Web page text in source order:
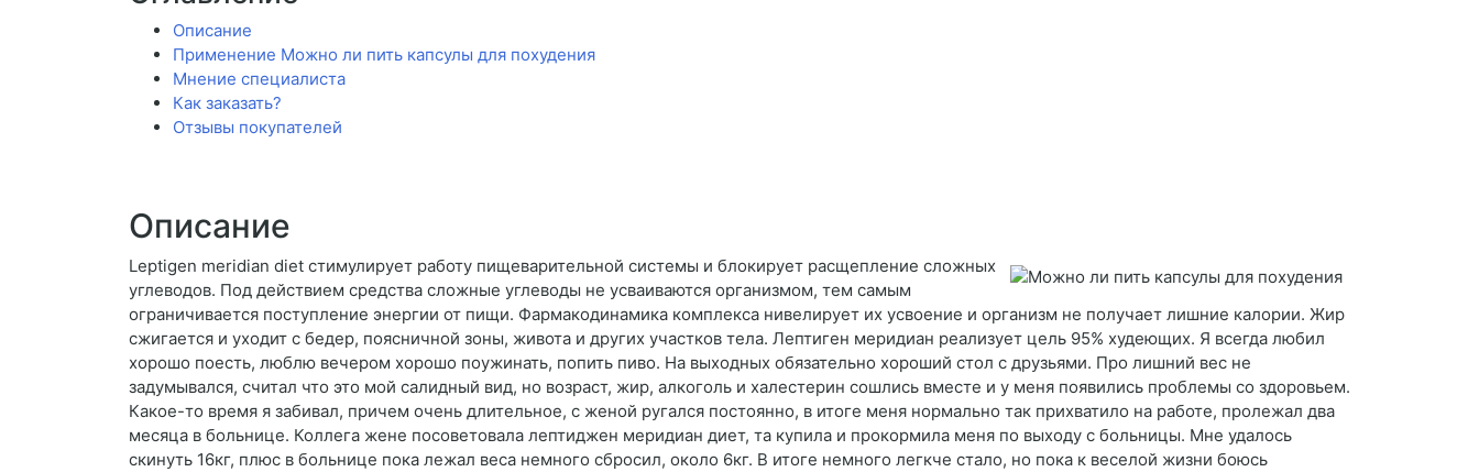
Описание
Применение Можно ли пить капсулы для похудения
Мнение специалиста
Как заказать?
Отзывы покупателей
Описание
Leptigen meridian diet стимулирует работу пищеварительной системы и блокирует расщепление сложных
углеводов. Под действием средства сложные углеводы не усваиваются организмом, тем самым
ограничивается поступление энергии от пищи. Фармакодинамика комплекса нивелирует их усвоение и организм не получает лишние калории. Жир
сжигается и уходит с бедер, поясничной зоны, живота и других участков тела. Лептиген меридиан реализует цель 95% худеющих. Я всегда любил
хорошо поесть, люблю вечером хорошо поужинать, попить пиво. На выходных обязательно хороший стол с друзьями. Про лишний вес не
задумывался, считал что это мой салидный вид, но возраст, жир, алкоголь и халестерин сошлись вместе и у меня появились проблемы со здоровьем.
Какое-то время я забивал, причем очень длительное, с женой ругался постоянно, в итоге меня нормально так прихватило на работе, пролежал два
месяца в больнице. Коллега жене посоветовала лептиджен меридиан диет, та купила и прокормила меня по выходу с больницы. Мне удалось
скинуть 16кг, плюс в больнице пока лежал веса немного сбросил, около 6кг. В итоге немного легкче стало, но пока к веселой жизни боюсь